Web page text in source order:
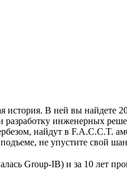
история. В ней вы найдете
инженерных
найдут в F.A.C.C.T.
не упустите свой
Group-IB) и за 10 лет